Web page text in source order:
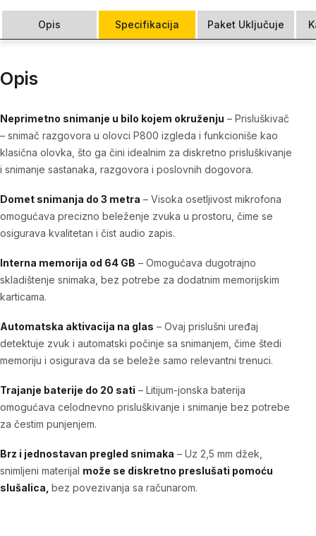
Opis Specifikacija Paket Uključuje
Opis
Neprimetno snimanje u bilo kojem okruženju – Prisluškivač
– snimač razgovora u olovci P800 izgleda i funkcioniše kao
klasična olovka, što ga čini idealnim za diskretno prisluškivanje
i snimanje sastanaka, razgovora i poslovnih dogovora.
Domet snimanja do 3 metra – Visoka osetljivost mikrofona
omogućava precizno beleženje zvuka u prostoru, čime se
osigurava kvalitetan i čist audio zapis.
Interna memorija od 64 GB – Omogućava dugotrajno
skladištenje snimaka, bez potrebe za dodatnim memorijskim
karticama.
Automatska aktivacija na glas – Ovaj prislušni uređaj
detektuje zvuk i automatski počinje sa snimanjem, čime štedi
memoriju i osigurava da se beleže samo relevantni trenuci.
Trajanje baterije do 20 sati – Litijum-jonska baterija
omogućava celodnevno prisluškivanje i snimanje bez potrebe
za čestim punjenjem.
Brz i jednostavan pregled snimaka – Uz 2,5 mm džek,
snimljeni materijal može se diskretno preslušati pomoću
slušalica, bez povezivanja sa računarom.